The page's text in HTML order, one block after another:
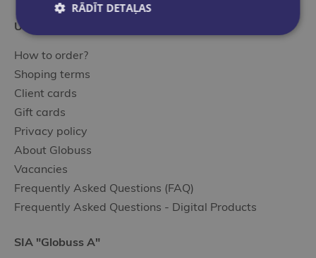
Useful information
How to order?
Shoping terms
Client cards
Gift cards
Privacy policy
About Globuss
Vacancies
Frequently Asked Questions (FAQ)
Frequently Asked Questions - Digital Products
SIA "Globuss A"
RĀDĪT DETAĻAS